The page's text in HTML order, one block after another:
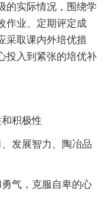
的实际情况，围绕学
作业、定期评定成
采取课内外培优措
投入到紧张的培优补
积极性
发展智力、陶冶品
气，克服自卑的心